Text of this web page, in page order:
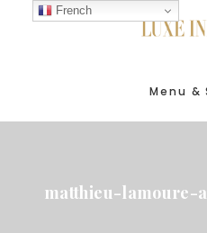
Menu &
matthieu-
French